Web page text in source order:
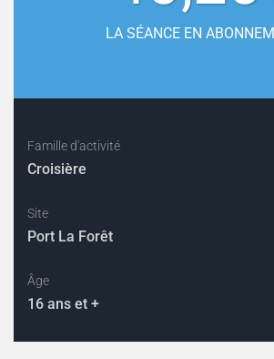
LA SÉANCE EN
Famille d'activité
Croisière
Site
Port La Forêt
Âge
16 ans et +